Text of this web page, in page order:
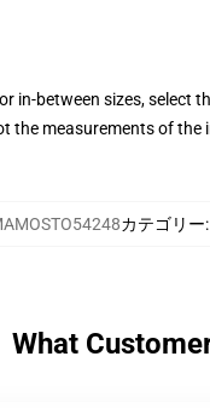
in-between sizes, select
the measurements of the
カテゴリー:
What